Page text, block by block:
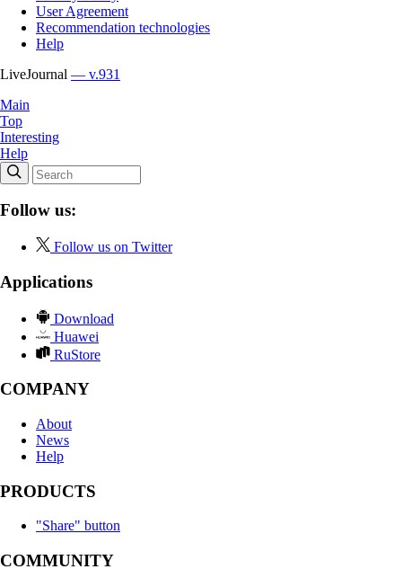
User Agreement
Recommendation technologies
Help
LiveJournal — v.931
Main
Top
Interesting
Help
Follow us:
Follow us on Twitter
Applications
Download
Huawei
RuStore
COMPANY
About
News
Help
PRODUCTS
"Share" button
COMMUNITY